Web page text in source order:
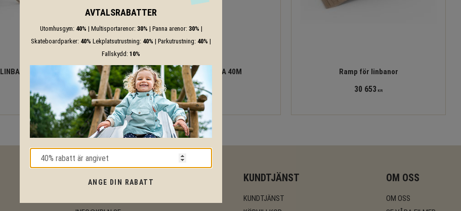
LINBANA I ROBINIA 30M
116 182
LINBANA I ROBINIA 40M
118 326
Ramp för linbanor
30 653 KR
KONTAKT KUNDTJÄNST
KUNDTJÄNST
OM OSS
OM OSS
AVTALSRABATTER
Utomhusgym: 40% | Multisportarenor: 30% | Panna arenor: 30% |
Skateboardparker: 40% Lekplatsutrustning: 40% | Parkutrustning: 40% |
Fallskydd: 10%
ANGE DIN RABATT